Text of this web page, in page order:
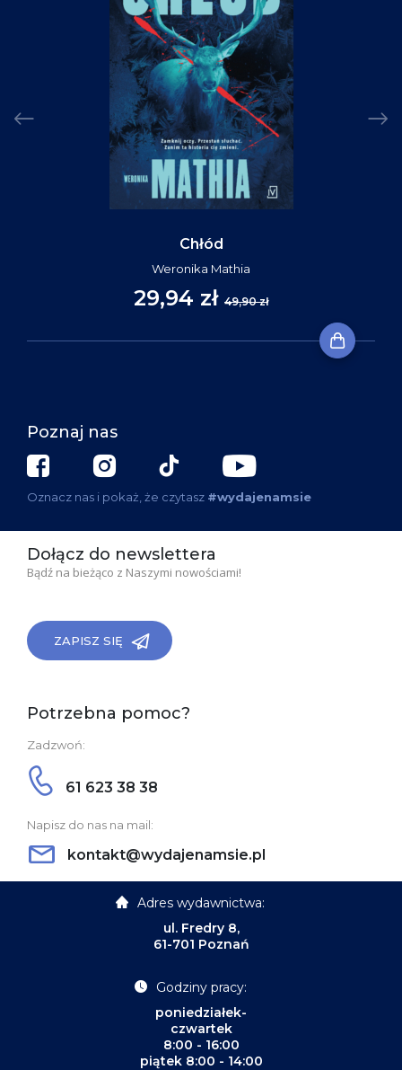
Chłód
Weronika Mathia
29,94 zł 49,90 zł
Poznaj nas
Oznacz nas i pokaż, że czytasz #wydajenamsie
Dołącz do newslettera
Bądź na bieżąco z Naszymi nowościami!
ZAPISZ SIĘ
Potrzebna pomoc?
Zadzwoń:
61 623 38 38
Napisz do nas na mail:
kontakt@wydajenamsie.pl
Adres wydawnictwa:
ul. Fredry 8,
61-701 Poznań
Godziny pracy:
poniedziałek-
czwartek
8:00 - 16:00
piątek 8:00 - 14:00